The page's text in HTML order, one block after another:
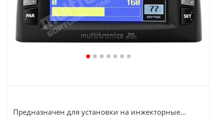
Предназначен для установки на инжекторные...